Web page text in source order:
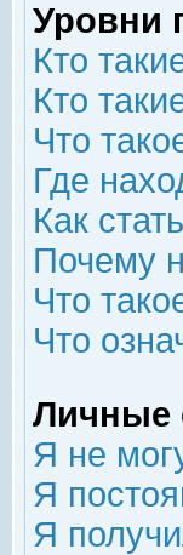
Уровни
Кто
Кто
Что
Где
Как
Почему
Что
Что
Личные
Я не
Я
Я